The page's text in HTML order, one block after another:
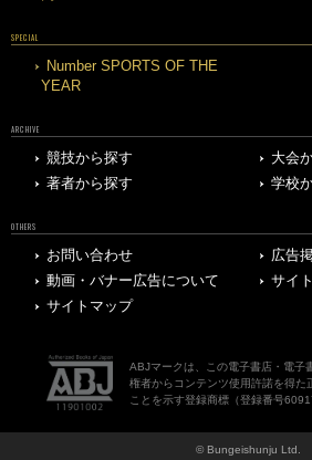
SPECIAL
Number SPORTS OF THE
YEAR
ARCHIVE
競技から探す
大会
著者から探す
学校
OTHERS
お問い合わせ
広告
動画・バナー広告について
サイ
サイトマップ
ABJマークは、この電子書店・電子
権者からコンテンツ使用許諾を得た
ことを示す登録商標（登録番号
© Bungeishunju Ltd.